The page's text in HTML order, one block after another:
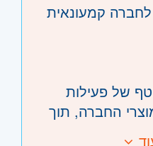
קמעונאית
של פעילות
החברה, תוך